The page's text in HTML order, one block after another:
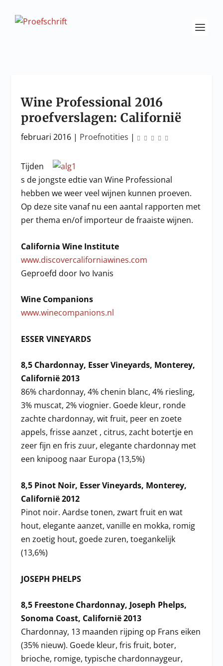
Wine Professional 2016
proefverslagen: Californië
februari 2016 | Proefnotities |
Tijden
s de jongste edtie van Wine Professional
hebben we weer veel wijnen kunnen proeven.
Op deze site vanaf nu een aantal rapporten met
per thema en/of importeur de fraaiste wijnen.
California Wine Institute
www.discovercaliforniawines.com
Geproefd door Ivo Ivanis
Wine Companions
www.winecompanions.nl
ESSER VINEYARDS
8,5 Chardonnay, Esser Vineyards, Monterey,
Californië 2013
86% chardonnay, 4% chenin blanc, 4% riesling,
3% muscat, 2% viognier. Goede kleur, ronde
zachte chardonnay, wit fruit, peer en zoete
appels, frisse aanzet , citrus, zacht botertje en
zeer fijn en fris zuur, elegante chardonnay met
een knipoog naar Europa (13,5%)
8,5 Pinot Noir, Esser Vineyards, Monterey,
Californië 2012
Pinot noir. Aardse tonen, zwart fruit en wat
hout, elegante aanzet, vanille en mokka, romig
en zoetig hout, goede zuren, toegankelijk
(13,6%)
JOSEPH PHELPS
8,5 Freestone Chardonnay, Joseph Phelps,
Sonoma Coast, Californië 2013
Chardonnay, 13 maanden rijping op Frans eiken
(35% nieuw). Goede kleur, fris fruit, boter,
brioche, romige, typische chardonnaygeur,